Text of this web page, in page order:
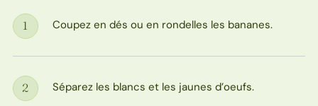
Étape
1 Coupez en dés ou en rondelles les bananes.
Étape
2
Séparez les blancs et les jaunes d’oeufs.